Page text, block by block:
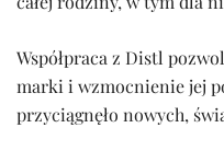
Współpraca z Distl
marki i wzmocnienie jej
przyciągnęło nowych,